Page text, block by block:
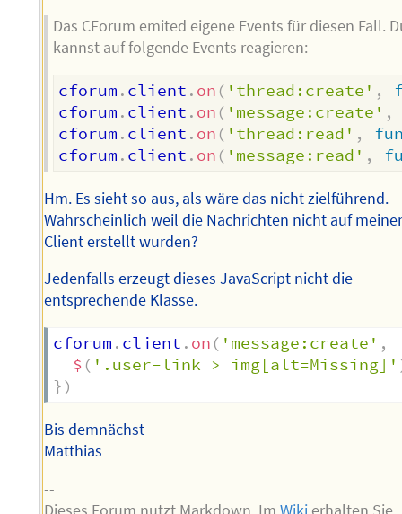
Das CForum emited eigene Events für diesen Fall.
kannst auf folgende Events reagieren:
cforum . client . on ( 'thread:create' ,
cforum . client . on ( 'message:create' ,
cforum . client . on ( 'thread:read' ,
cforum . client . on ( 'message:read' ,
Hm. Es sieht so aus, als wäre das nicht zielführend.
Wahrscheinlich weil die Nachrichten nicht auf
Client erstellt wurden?
Jedenfalls erzeugt dieses JavaScript nicht die
entsprechende Klasse.
cforum . client . on ( 'message:create' ,
$ ( '.user-link > img[alt=Missing]'
})
Bis demnächst
Matthias
--